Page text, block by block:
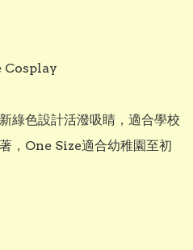
Cosplay
綠色設計活潑吸睛，適合學校
，One Size適合幼稚園至初